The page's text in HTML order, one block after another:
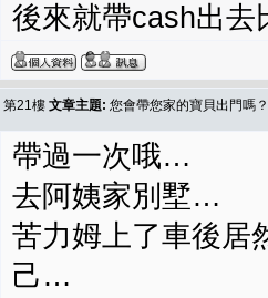
後來就帶cash出去
第21樓 文章主題: 您會帶您家的寶貝出門嗎？
帶過一次哦…
去阿姨家別墅…
苦力姆上了車後居
己…